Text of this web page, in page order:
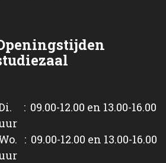
: 09.00-12.00 en 13.00-16.00
: 09.00-12.00 en 13.00-16.00